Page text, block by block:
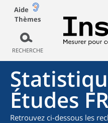
Aide
Thèmes
RECHERCHE
Études
Retrouvez ci-dessous les